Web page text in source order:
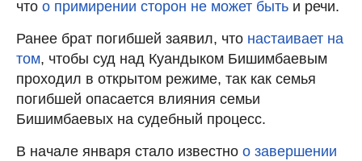
что о примирении сторон не может быть и речи.
Ранее брат погибшей заявил, что настаивает на
том, чтобы суд над Куандыком Бишимбаевым
проходил в открытом режиме, так как семья
погибшей опасается влияния семьи
Бишимбаевых на судебный процесс.
В начале января стало известно о завершении